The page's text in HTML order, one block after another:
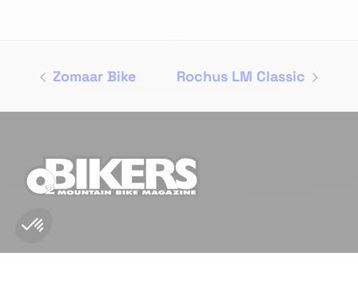
Zomaar Bike Rochus LM Classic